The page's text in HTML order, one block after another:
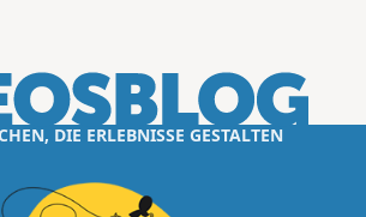
DIE ERLEBNISSE GESTALTEN